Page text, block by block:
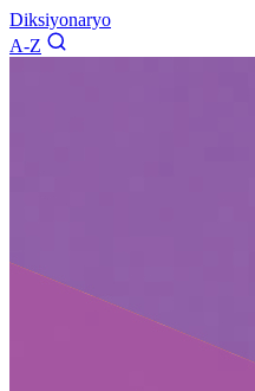
Diksiyonaryo
A-Z